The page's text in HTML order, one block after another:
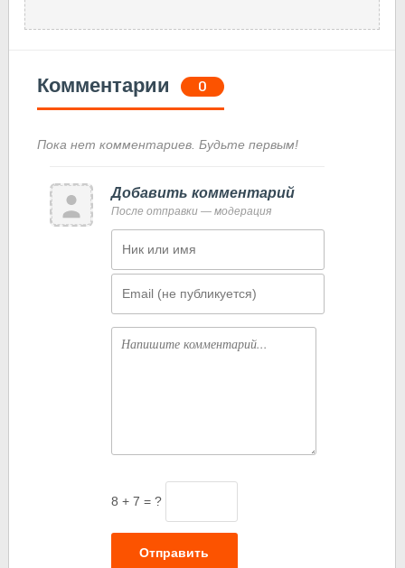
Комментарии 0
Пока нет комментариев. Будьте первым!
Добавить комментарий
После отправки — модерация
8 + 7 = ?
Отправить